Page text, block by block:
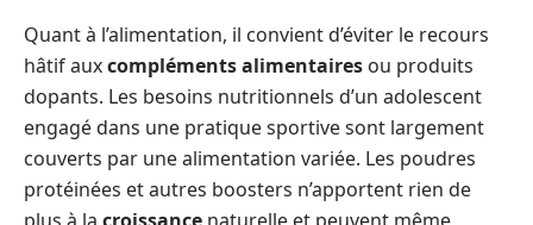
Quant à l’alimentation, il convient d’éviter le recours
hâtif auxcompléments alimentaires ou produits
dopants. Les besoins nutritionnels d’un adolescent
engagé dans une pratique sportive sont largement
couverts par une alimentation variée. Les poudres
protéinées et autres boosters n’apportent rien de